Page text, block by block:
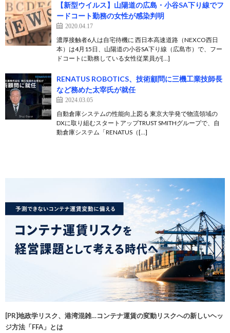
【新型ウイルス】山陽道の広島・小谷SA下り線でフ
ードコート勤務の女性が感染判明
2020.04.17
濃厚接触者6人は自宅待機に 西日本高速道路（NEXCO西日
本）は4月15日、山陽道の小谷SA下り線（広島市）で、フー
ドコートに勤務している女性従業員が[…]
RENATUS ROBOTICS、技術顧問に三機工業技師長
など務めた太宰氏が就任
2024.03.05
自動倉庫システムの性能向上図る 東京大学発で物流領域の
DXに取り組むスタートアップTRUST SMITHグループで、自
動倉庫システム「RENATUS（[…]
[PR]地政学リスク、港湾混雑…コンテナ運賃の変動リスクへの新しいヘッ
ジ方法「FFA」とは